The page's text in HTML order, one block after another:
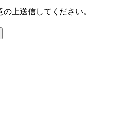
上送信してください。